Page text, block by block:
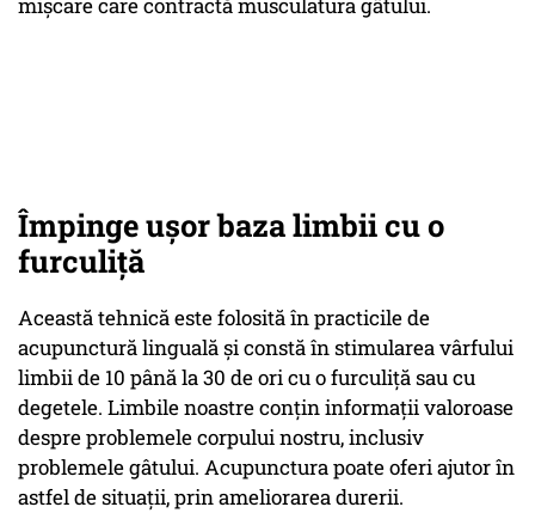
mişcare care contractă musculatura gâtului.
Împinge uşor baza limbii cu o
furculiţă
Această tehnică este folosită în practicile de
acupunctură linguală şi constă în stimularea vârfului
limbii de 10 până la 30 de ori cu o furculiţă sau cu
degetele. Limbile noastre conţin informaţii valoroase
despre problemele corpului nostru, inclusiv
problemele gâtului. Acupunctura poate oferi ajutor în
astfel de situaţii, prin ameliorarea durerii.